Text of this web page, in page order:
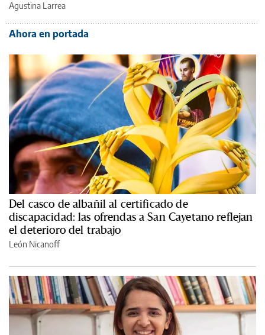
Agustina Larrea
Ahora en portada
Del casco de albañil al certificado de
discapacidad: las ofrendas a San Cayetano reflejan
el deterioro del trabajo
León Nicanoff